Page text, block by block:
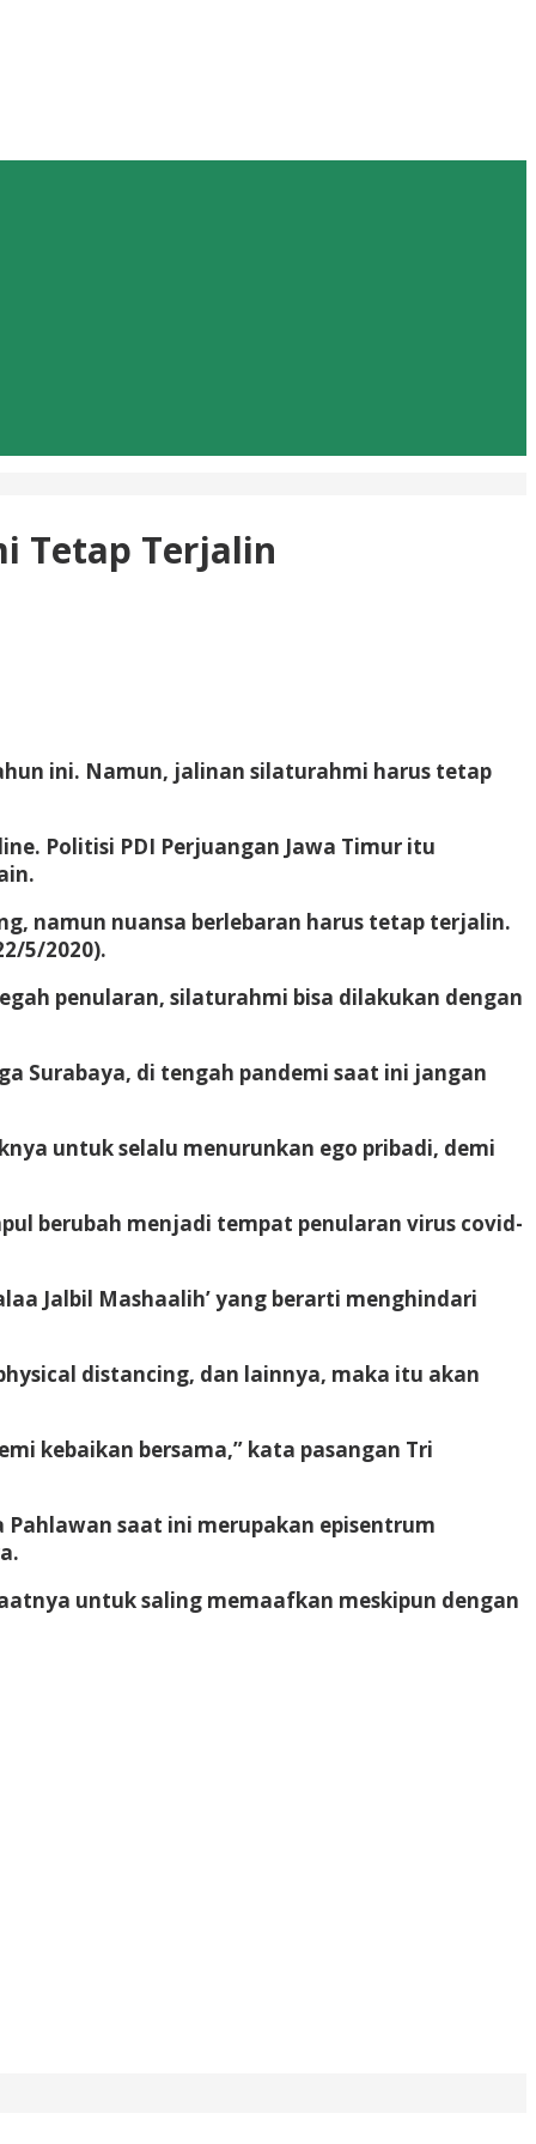
Tetap Terjalin
ini. Namun, jalinan silaturahmi harus tetap
Politisi PDI Perjuangan Jawa Timur itu
namun nuansa berlebaran harus tetap terjalin.
5/2020).
penularan, silaturahmi bisa dilakukan dengan
Surabaya, di tengah pandemi saat ini jangan
untuk selalu menurunkan ego pribadi, demi
berubah menjadi tempat penularan virus covid-
Jalbil Mashaalih’ yang berarti menghindari
distancing, dan lainnya, maka itu akan
kebaikan bersama,” kata pasangan Tri
saat ini merupakan episentrum
untuk saling memaafkan meskipun dengan